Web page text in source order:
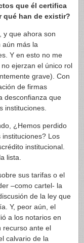
que él certifica
qué han de existir?
y que ahora son
aún más la
Y en esto no me
ejerzan el único rol
grave). Con
de firmas
desconfianza que
instituciones.
¿Hemos perdido
Los
institucional.
lista.
sus tarifas o el
–como cartel- la
de la ley que
Y, peor aún, el
a los notarios en
recurso ante el
calvario de la